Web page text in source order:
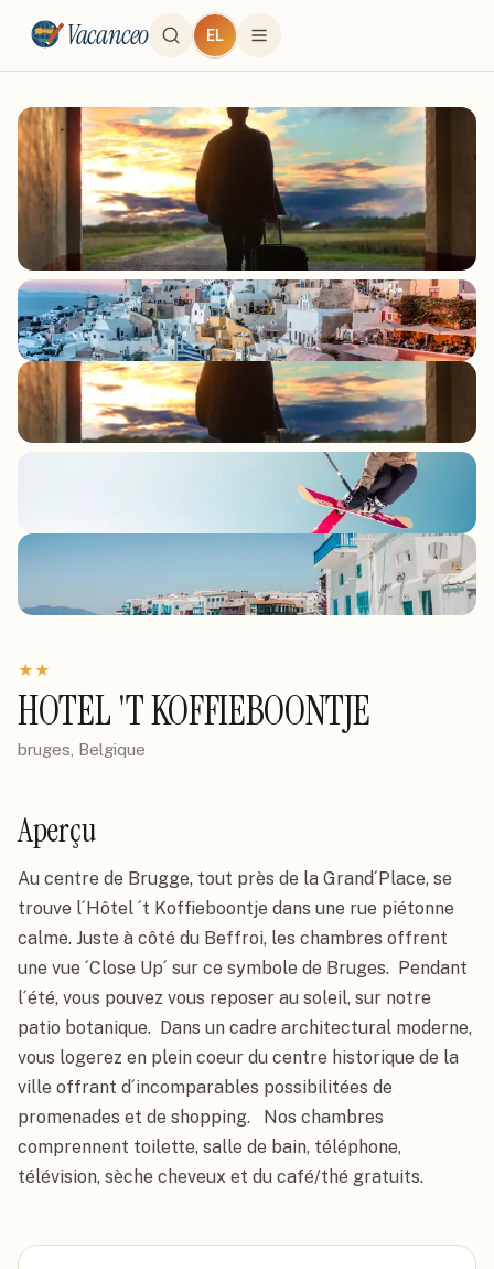
Vacanceo EL
★★
HOTEL 'T KOFFIEBOONTJE
bruges, Belgique
Aperçu
Au centre de Brugge, tout près de la Grand´Place, se
trouve l´Hôtel ´t Koffieboontje dans une rue piétonne
calme. Juste à côté du Beffroi, les chambres offrent
une vue ´Close Up´ sur ce symbole de Bruges.  Pendant
l´été, vous pouvez vous reposer au soleil, sur notre
patio botanique.  Dans un cadre architectural moderne,
vous logerez en plein coeur du centre historique de la
ville offrant d´incomparables possibilitées de
promenades et de shopping.   Nos chambres
comprennent toilette, salle de bain, téléphone,
télévision, sèche cheveux et du café/thé gratuits.